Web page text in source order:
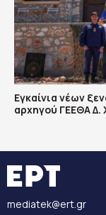
Εγκαίνια νέων
αρχηγού ΓΕΕΘΑ Δ.
mediatek@ert.gr